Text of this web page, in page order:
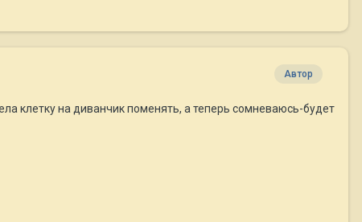
Автор
клетку на диванчик поменять, а теперь сомневаюсь-будет